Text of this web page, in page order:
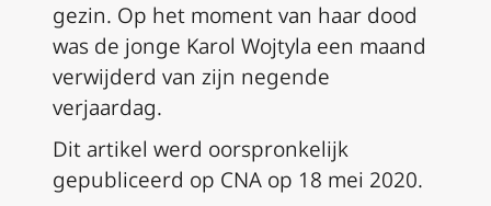
gezin. Op het moment van haar dood
was de jonge Karol Wojtyla een maand
verwijderd van zijn negende
verjaardag.
Dit artikel werd oorspronkelijk
gepubliceerd op CNA op 18 mei 2020.